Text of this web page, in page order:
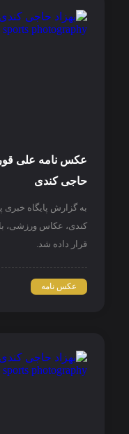
عکس نامه علی
حاجی کندی
به گزارش پایگاه
کندی، عکاس ورزشی،
قرار داده شد.
عکس نامه